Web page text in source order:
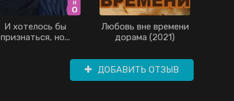
И хотелось бы
признаться, но...
Любовь вне времени
дорама (2021)
ДОБАВИТЬ ОТЗЫВ